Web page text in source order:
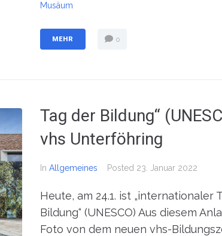
Musäum
MEHR 0
Tag der Bildung“
vhs Unterföhring
In Allgemeines Posted 23. Januar 2022
Heute, am 24.1. ist „internationaler
Bildung“ (UNESCO) Aus diesem
Foto von dem neuen vhs-